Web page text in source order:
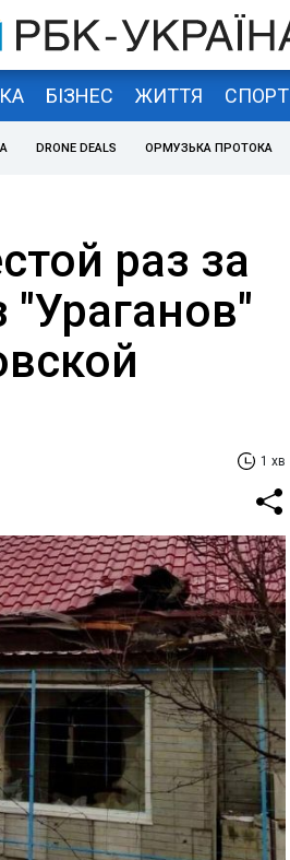
БІЗНЕС ЖИТТЯ СПОРТ
DRONE DEALS ОРМУЗЬКА ПРОТОКА
раз за
"Ураганов"
1 хв